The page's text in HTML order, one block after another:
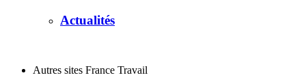
Actualités
Autres sites France Travail